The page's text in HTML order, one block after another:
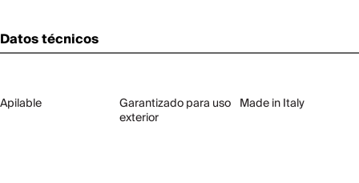
Datos técnicos
Apilable Garantizado para uso
exterior
Made in Italy